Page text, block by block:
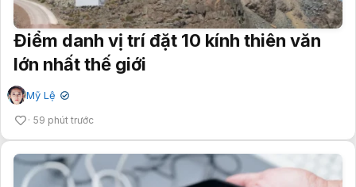
Điểm danh vị trí đặt 10 kính thiên văn
lớn nhất thế giới
Mỹ Lệ ✔
59 phút trước